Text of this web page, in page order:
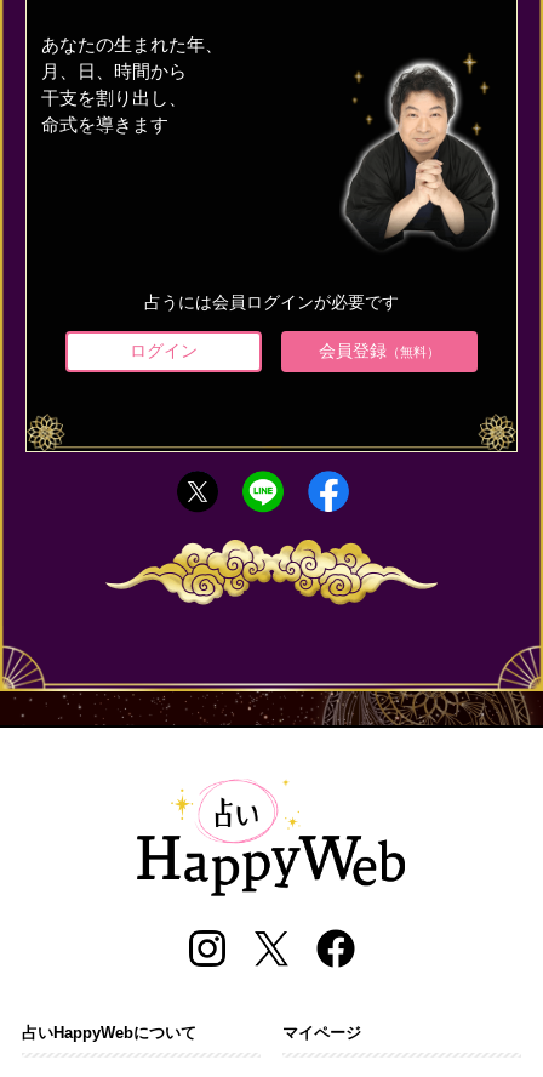
あなたの生まれた年、
月、日、時間から
干支を割り出し、
命式を導きます
占うには会員ログインが必要です
ログイン 会員登録（無料）
占いHappyWebについて マイページ